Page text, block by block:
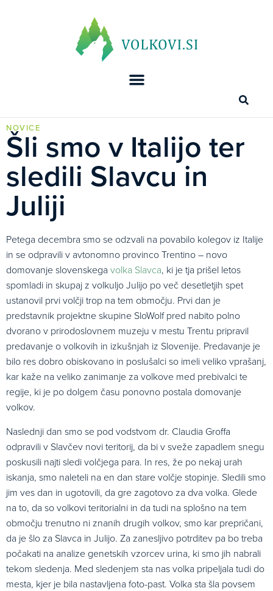
NOVICE
Šli smo v Italijo ter
sledili Slavcu in
Juliji
Petega decembra smo se odzvali na povabilo kolegov iz Italije
in se odpravili v avtonomno provinco Trentino – novo
domovanje slovenskega volka Slavca, ki je tja prišel letos
spomladi in skupaj z volkuljo Julijo po več desetletjih spet
ustanovil prvi volčji trop na tem območju. Prvi dan je
predstavnik projektne skupine SloWolf pred nabito polno
dvorano v prirodoslovnem muzeju v mestu Trentu pripravil
predavanje o volkovih in izkušnjah iz Slovenije. Predavanje je
bilo res dobro obiskovano in poslušalci so imeli veliko vprašanj,
kar kaže na veliko zanimanje za volkove med prebivalci te
regije, ki je po dolgem času ponovno postala domovanje
volkov.
Naslednji dan smo se pod vodstvom dr. Claudia Groffa
odpravili v Slavčev novi teritorij, da bi v sveže zapadlem snegu
poskusili najti sledi volčjega para. In res, že po nekaj urah
iskanja, smo naleteli na en dan stare volčje stopinje. Sledili smo
jim ves dan in ugotovili, da gre zagotovo za dva volka. Glede
na to, da so volkovi teritorialni in da tudi na splošno na tem
območju trenutno ni znanih drugih volkov, smo kar prepričani,
da je šlo za Slavca in Julijo. Za zanesljivo potrditev pa bo treba
počakati na analize genetskih vzorcev urina, ki smo jih nabrali
tekom sledenja. Med sledenjem sta nas volka pripeljala tudi do
mesta, kjer je bila nastavljena foto-past. Volka sta šla povsem